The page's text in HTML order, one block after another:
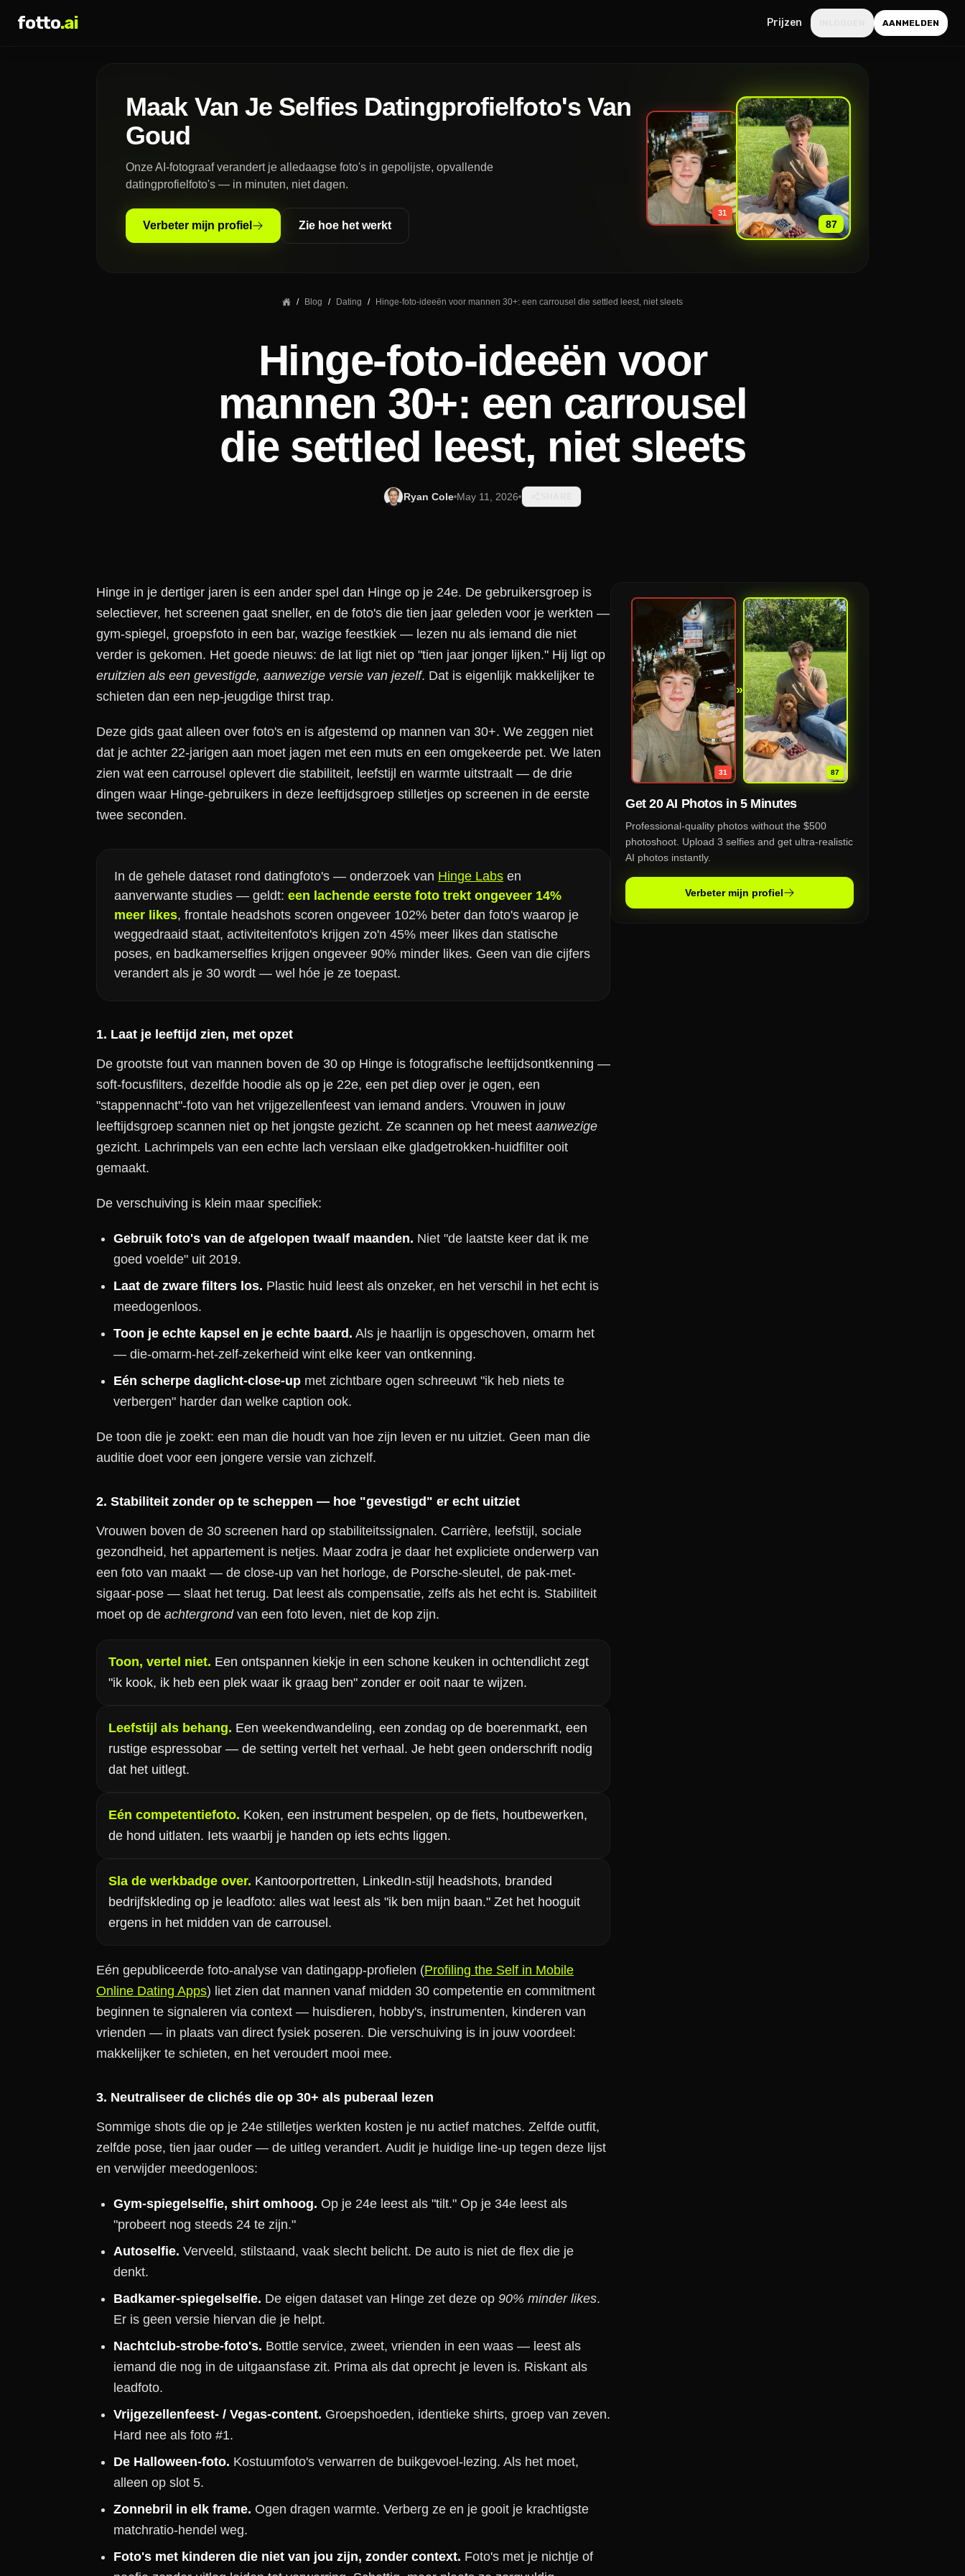
fotto.ai Prijzen AANMELDEN
Maak Van Je Selfies Datingprofielfoto's Van
Goud
Onze AI-fotograaf verandert je alledaagse foto's in gepolijste, opvallende
datingprofielfoto's — in minuten, niet dagen.
Verbeter mijn profiel Zie hoe het werkt
31
»
87
/ Blog / Dating / Hinge-foto-ideeën voor mannen 30+: een carrousel die settled leest, niet sleets
Hinge-foto-ideeën voor
mannen 30+: een carrousel
die settled leest, niet sleets
Ryan Cole May 11, 2026
Hinge in je dertiger jaren is een ander spel dan Hinge op je 24e. De gebruikersgroep is
selectiever, het screenen gaat sneller, en de foto's die tien jaar geleden voor je werkten —
gym-spiegel, groepsfoto in een bar, wazige feestkiek — lezen nu als iemand die niet
verder is gekomen. Het goede nieuws: de lat ligt niet op "tien jaar jonger lijken." Hij ligt op
eruitzien als een gevestigde, aanwezige versie van jezelf. Dat is eigenlijk makkelijker te
schieten dan een nep-jeugdige thirst trap.
Deze gids gaat alleen over foto's en is afgestemd op mannen van 30+. We zeggen niet
dat je achter 22-jarigen aan moet jagen met een muts en een omgekeerde pet. We laten
zien wat een carrousel oplevert die stabiliteit, leefstijl en warmte uitstraalt — de drie
dingen waar Hinge-gebruikers in deze leeftijdsgroep stilletjes op screenen in de eerste
twee seconden.
In de gehele dataset rond datingfoto's — onderzoek van Hinge Labs en
aanverwante studies — geldt: een lachende eerste foto trekt ongeveer 14%
meer likes, frontale headshots scoren ongeveer 102% beter dan foto's waarop je
weggedraaid staat, activiteitenfoto's krijgen zo'n 45% meer likes dan statische
poses, en badkamerselfies krijgen ongeveer 90% minder likes. Geen van die cijfers
verandert als je 30 wordt — wel hóe je ze toepast.
1. Laat je leeftijd zien, met opzet
De grootste fout van mannen boven de 30 op Hinge is fotografische leeftijdsontkenning —
soft-focusfilters, dezelfde hoodie als op je 22e, een pet diep over je ogen, een
"stappennacht"-foto van het vrijgezellenfeest van iemand anders. Vrouwen in jouw
leeftijdsgroep scannen niet op het jongste gezicht. Ze scannen op het meest aanwezige
gezicht. Lachrimpels van een echte lach verslaan elke gladgetrokken-huidfilter ooit
gemaakt.
De verschuiving is klein maar specifiek:
Gebruik foto's van de afgelopen twaalf maanden. Niet "de laatste keer dat ik me
goed voelde" uit 2019.
Laat de zware filters los. Plastic huid leest als onzeker, en het verschil in het echt is
meedogenloos.
Toon je echte kapsel en je echte baard. Als je haarlijn is opgeschoven, omarm het
— die-omarm-het-zelf-zekerheid wint elke keer van ontkenning.
Eén scherpe daglicht-close-up met zichtbare ogen schreeuwt "ik heb niets te
verbergen" harder dan welke caption ook.
De toon die je zoekt: een man die houdt van hoe zijn leven er nu uitziet. Geen man die
auditie doet voor een jongere versie van zichzelf.
2. Stabiliteit zonder op te scheppen — hoe "gevestigd" er echt uitziet
Vrouwen boven de 30 screenen hard op stabiliteitssignalen. Carrière, leefstijl, sociale
gezondheid, het appartement is netjes. Maar zodra je daar het expliciete onderwerp van
een foto van maakt — de close-up van het horloge, de Porsche-sleutel, de pak-met-
sigaar-pose — slaat het terug. Dat leest als compensatie, zelfs als het echt is. Stabiliteit
moet op de achtergrondvan een foto leven, niet de kop zijn.
Toon, vertel niet. Een ontspannen kiekje in een schone keuken in ochtendlicht zegt
"ik kook, ik heb een plek waar ik graag ben" zonder er ooit naar te wijzen.
Leefstijl als behang. Een weekendwandeling, een zondag op de boerenmarkt, een
rustige espressobar — de setting vertelt het verhaal. Je hebt geen onderschrift nodig
dat het uitlegt.
Eén competentiefoto. Koken, een instrument bespelen, op de fiets, houtbewerken,
de hond uitlaten. Iets waarbij je handen op iets echts liggen.
Sla de werkbadge over. Kantoorportretten, LinkedIn-stijl headshots, branded
bedrijfskleding op je leadfoto: alles wat leest als "ik ben mijn baan." Zet het hooguit
ergens in het midden van de carrousel.
Eén gepubliceerde foto-analyse van datingapp-profielen (Profiling the Self in Mobile
Online Dating Apps) liet zien dat mannen vanaf midden 30 competentie en commitment
beginnen te signaleren via context — huisdieren, hobby's, instrumenten, kinderen van
vrienden — in plaats van direct fysiek poseren. Die verschuiving is in jouw voordeel:
makkelijker te schieten, en het veroudert mooi mee.
3. Neutraliseer de clichés die op 30+ als puberaal lezen
Sommige shots die op je 24e stilletjes werkten kosten je nu actief matches. Zelfde outfit,
zelfde pose, tien jaar ouder — de uitleg verandert. Audit je huidige line-up tegen deze lijst
en verwijder meedogenloos:
Gym-spiegelselfie, shirt omhoog. Op je 24e leest als "tilt." Op je 34e leest als
"probeert nog steeds 24 te zijn."
Autoselfie. Verveeld, stilstaand, vaak slecht belicht. De auto is niet de flex die je
denkt.
Badkamer-spiegelselfie. De eigen dataset van Hinge zet deze op 90% minder likes.
Er is geen versie hiervan die je helpt.
Nachtclub-strobe-foto's. Bottle service, zweet, vrienden in een waas — leest als
iemand die nog in de uitgaansfase zit. Prima als dat oprecht je leven is. Riskant als
leadfoto.
Vrijgezellenfeest- / Vegas-content. Groepshoeden, identieke shirts, groep van zeven.
Hard nee als foto #1.
De Halloween-foto. Kostuumfoto's verwarren de buikgevoel-lezing. Als het moet,
alleen op slot 5.
Zonnebril in elk frame. Ogen dragen warmte. Verberg ze en je gooit je krachtigste
matchratio-hendel weg.
Foto's met kinderen die niet van jou zijn, zonder context. Foto's met je nichtje of
31
»
87
Get 20 AI Photos in 5 Minutes
Professional-quality photos without the $500
photoshoot. Upload 3 selfies and get ultra-realistic
AI photos instantly.
Verbeter mijn profiel